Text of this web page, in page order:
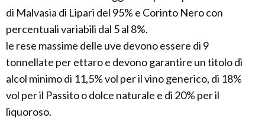
di Malvasia di Lipari del 95% e Corinto Nero con
percentuali variabili dal 5 al 8%.
le rese massime delle uve devono essere di 9
tonnellate per ettaro e devono garantire un titolo di
alcol minimo di 11,5% vol per il vino generico, di 18%
vol per il Passito o dolce naturale e di 20% per il
liquoroso.